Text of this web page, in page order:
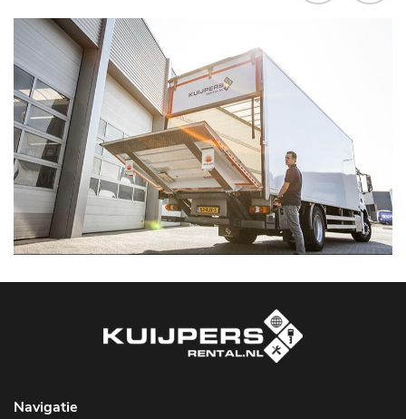
Navigatie